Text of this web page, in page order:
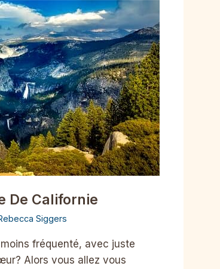
De Californie
Siggers
fréquenté, avec juste
Alors vous allez vous